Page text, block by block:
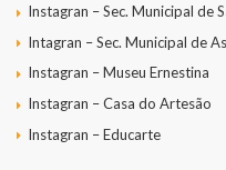
Instagran – Sec. Municipal de
Intagran – Sec. Municipal de
Instagran – Museu Ernestina
Instagran – Casa do Artesão
Instagran – Educarte